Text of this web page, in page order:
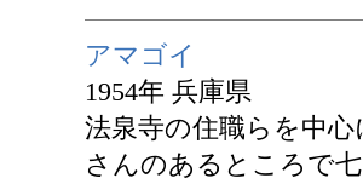
アマゴイ
1954年 兵庫県
法泉寺の住職らを中
さんのあるところで